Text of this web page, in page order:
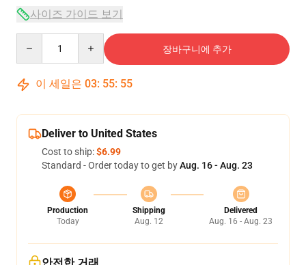
사이즈 가이드 보기
장바구니에 추가
이 세일은 03: 55: 54
Deliver to United States
Cost to ship:$6.99
Standard - Order today to get byAug. 16 - Aug. 23
Production
Today
Shipping
Aug. 12
Delivered
Aug. 16 - Aug. 23